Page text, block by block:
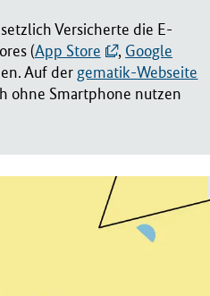
Versicherte die E-
(App Store , Google
Auf der gematik-Webseite
ohne Smartphone nutzen